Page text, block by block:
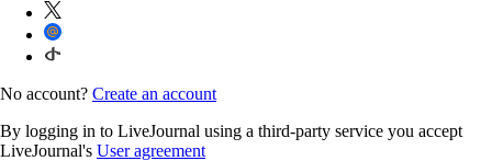
No account? Create an account
By logging in to LiveJournal using a third-party service you accept
LiveJournal's User agreement